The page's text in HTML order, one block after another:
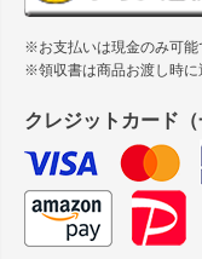
※お支払いは現金のみ可能
※領収書は商品お渡し時に
クレジットカード（